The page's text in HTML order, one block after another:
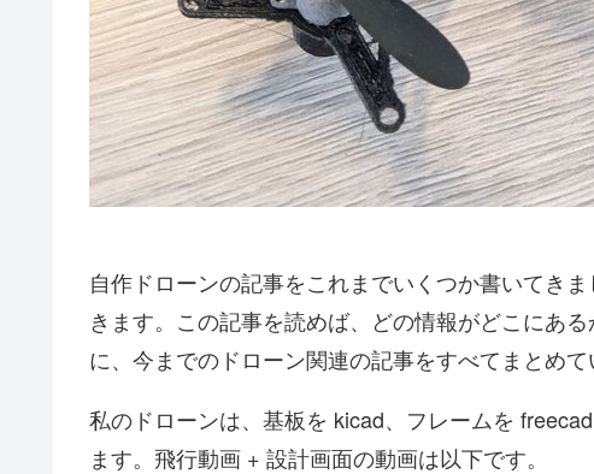
自作ドローンの記事をこれまでいくつか書いてき
きます。この記事を読めば、どの情報がどこにあ
に、今までのドローン関連の記事をすべてまとめて
私のドローンは、基板を kicad、フレームを
ます。飛行動画 + 設計画面の動画は以下です。